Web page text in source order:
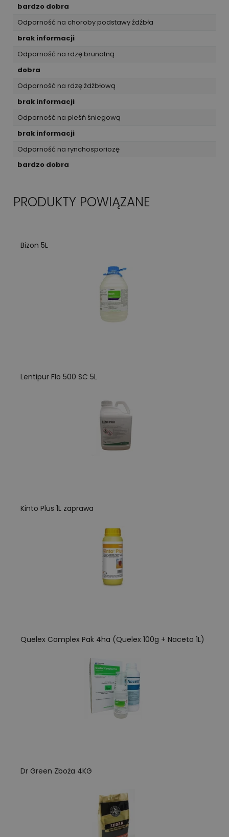
bardzo dobra
Odporność na choroby podstawy źdźbła
brak informacji
Odporność na rdzę brunatną
dobra
Odporność na rdzę źdźbłową
brak informacji
Odporność na pleśń śniegową
brak informacji
Odporność na rynchosporiozę
bardzo dobra
PRODUKTY POWIĄZANE
Bizon 5L
Lentipur Flo 500 SC 5L
Kinto Plus 1L zaprawa
Quelex Complex Pak 4ha (Quelex 100g + Naceto 1L)
Dr Green Zboża 4KG